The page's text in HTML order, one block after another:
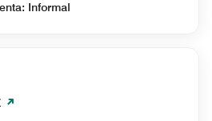
Informal